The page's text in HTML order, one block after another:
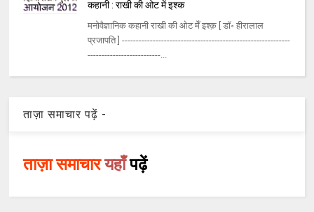
कहानी : राखी की ओट में इश्क
मनोवैज्ञानिक कहानी राखी की ओट मेँ इश्क़ [ डॉ॰ हीरालाल
प्रजापति ] ------------------------------------------------------------
--------------------------...
ताज़ा समाचार पढ़ें -
ताज़ा समाचारयहाँपढ़ें